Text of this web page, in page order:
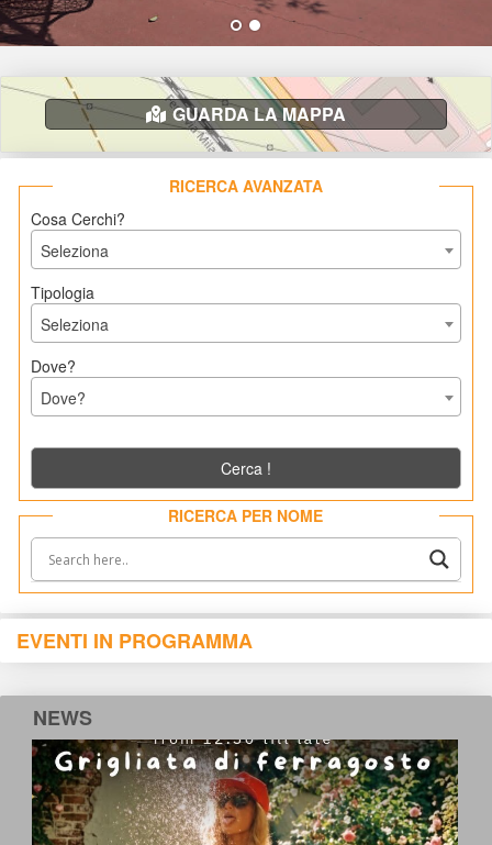
GUARDA LA MAPPA
RICERCA AVANZATA
Cosa Cerchi?
Seleziona
Tipologia
Seleziona
Dove?
Dove?
Cerca !
RICERCA PER NOME
EVENTI IN PROGRAMMA
NEWS